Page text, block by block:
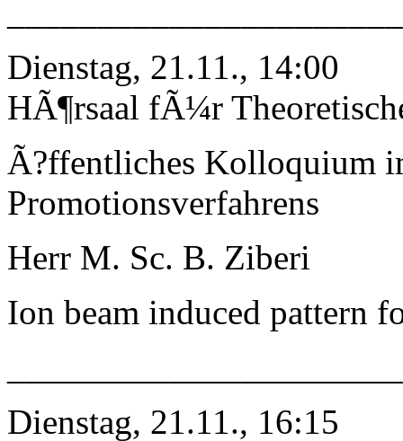
Dienstag, 21.11., 14:00
HÃ¶rsaal fÃ¼r
Ã?ffentliches Kolloquium
Promotionsverfahrens
Herr M. Sc. B. Ziberi
Ion beam induced pattern
Dienstag, 21.11., 16:15